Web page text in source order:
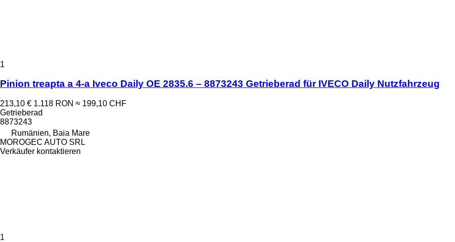
1
Pinion treapta a 4-a Iveco Daily OE 2835.6 – 8873243 Getrieberad für IVECO Daily Nutzfahrzeug
213,10 € 1.118 RON ≈ 199,10 CHF
Getrieberad
8873243
Rumänien, Baia Mare
MOROGEC AUTO SRL
Verkäufer kontaktieren
1